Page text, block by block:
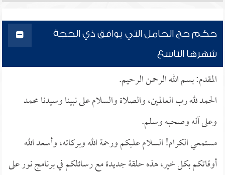
حكم حج الحامل التي يوافق ذي الحجة
شهرها التاسع
المقدم: بسم الله الرحمن الرحيم.
الحمد لله رب العالمين، والصلاة والسلام على نبينا وسيدنا محمد
وعلى آله وصحبه وسلم.
مستمعي الكرام! السلام عليكم ورحمة الله وبركاته، وأسعد الله
أوقاتكم بكل خير، هذه حلقة جديدة مع رسائلكم في برنامج نور على